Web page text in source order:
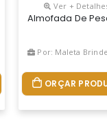
Cm, Material
Em
Ver +
Almofada De
Por: Maleta Brindes
ORÇAR